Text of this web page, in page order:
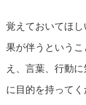
覚えておいてほ
果が伴うという
え、言葉、行動
に目的を持って